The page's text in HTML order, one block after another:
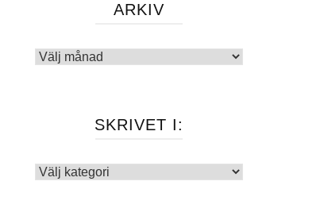
ARKIV
Arkiv
SKRIVET I:
Skrivet